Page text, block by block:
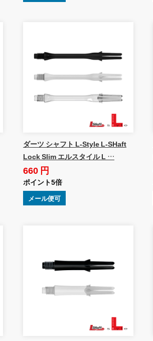
ダーツ シャフト L-Style L-SHaft
Lock Slim エルスタイル L …
660 円
ポイント5倍
メール便可